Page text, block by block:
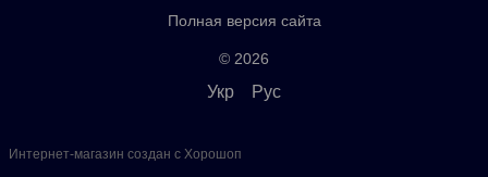
Полная версия сайта
© 2026
Укр Рус
Интернет-магазин создан с Хорошоп